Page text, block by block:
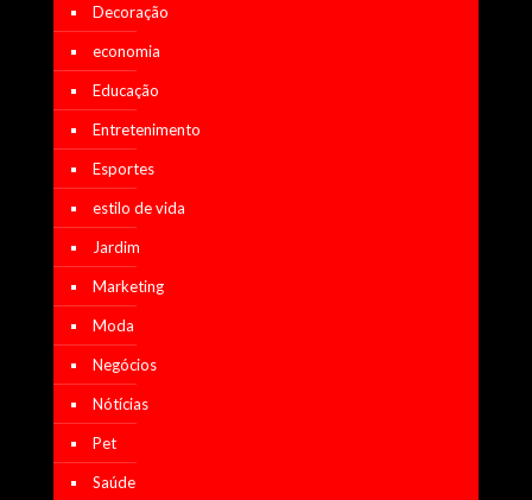
Decoração
economia
Educação
Entretenimento
Esportes
estilo de vida
Jardim
Marketing
Moda
Negócios
Nótícias
Pet
Saúde